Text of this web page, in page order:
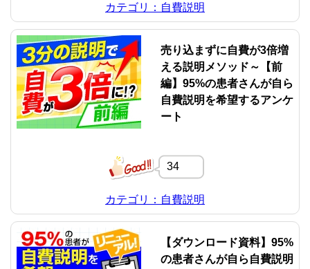
カテゴリ：自費説明
売り込まずに自費が3倍増
える説明メソッド～【前
編】95%の患者さんが自ら
自費説明を希望するアンケ
ート
34
カテゴリ：自費説明
【ダウンロード資料】95%
の患者さんが自ら自費説明